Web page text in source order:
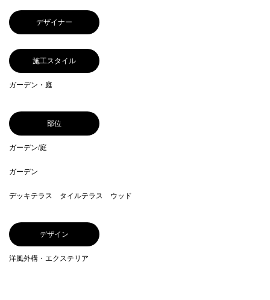
デザイナー
施工スタイル
ガーデン・庭
部位
ガーデン/庭
ガーデン
デッキテラス タイルテラス ウッド
デザイン
洋風外構・エクステリア